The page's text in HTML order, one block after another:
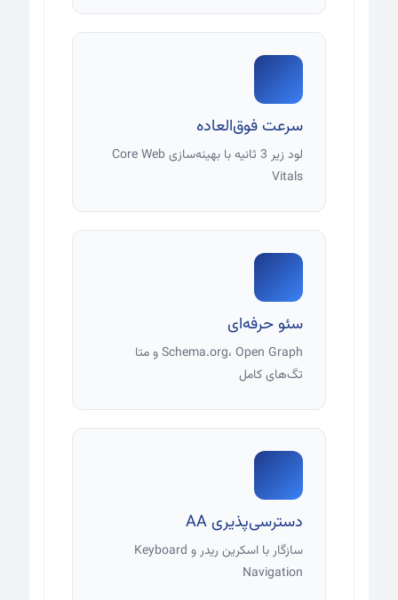
سرعت فوق‌العاده
لود زیر 3 ثانیه با بهینه‌سازی Core Web
Vitals
سئو حرفه‌ای
Schema.org، Open Graph و متا
تگ‌های کامل
دسترسی‌پذیری AA
سازگار با اسکرین ریدر و Keyboard
Navigation